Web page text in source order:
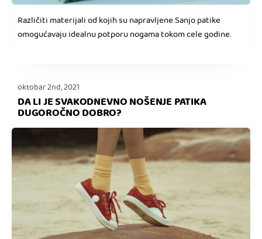
Različiti materijali od kojih su napravljene Sanjo patike
omogućavaju idealnu potporu nogama tokom cele godine.
oktobar 2nd, 2021
DA LI JE SVAKODNEVNO NOŠENJE PATIKA
DUGOROČNO DOBRO?